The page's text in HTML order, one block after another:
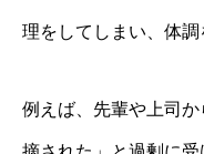
理をしてしまい、体調
例えば、先輩や上司